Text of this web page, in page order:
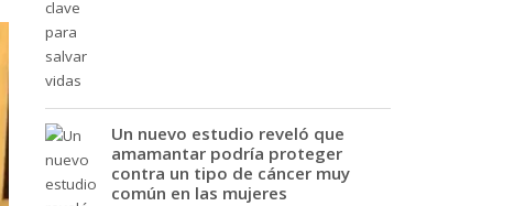
Un nuevo estudio reveló que
amamantar podría proteger
contra un tipo de cáncer muy
común en las mujeres